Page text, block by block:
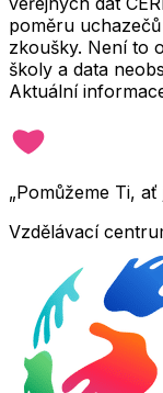
poměru
zkoušky. Není to
školy a data
Aktuální
„Pomůžeme Ti,
Vzdělávací